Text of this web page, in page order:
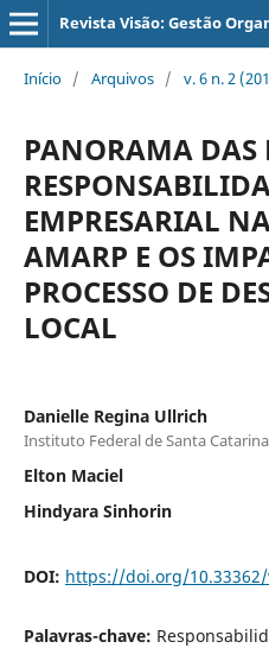
Revista Visão: Gestão
Início / Arquivos / v. 6 n. 2
PANORAMA DAS
EMPRESARIAL
AMARP E OS
PROCESSO DE
LOCAL
Danielle Regina Ullrich
Instituto Federal de Santa Catarina
Elton Maciel
Hindyara Sinhorin
DOI: https://doi.org/10.33362/
Palavras-chave: